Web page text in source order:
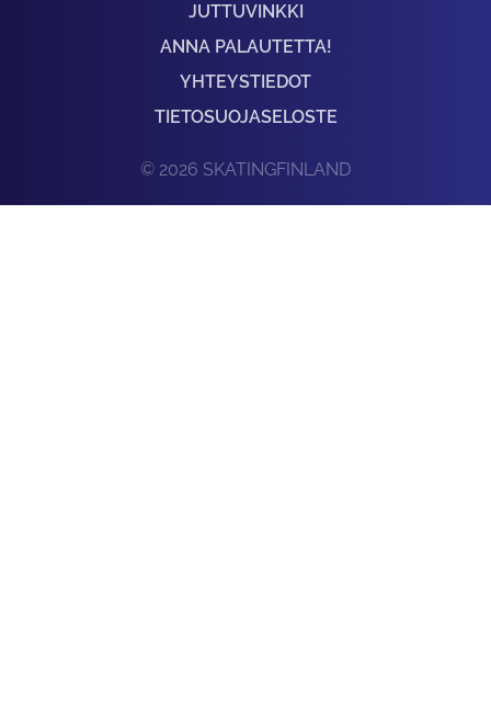
JUTTUVINKKI
ANNA PALAUTETTA!
YHTEYSTIEDOT
TIETOSUOJASELOSTE
© 2026 SKATINGFINLAND